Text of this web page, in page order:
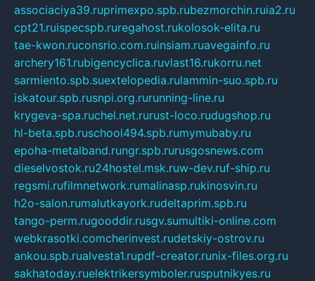
associaciya39.ruprimexpo.spb.rubezmorchin.ruia2.ru
cpt21.ruispecspb.ruregahost.rukolosok-elita.ru
tae-kwon.ruconsrio.com.ruinsiam.ruavegainfo.ru
archery161.rubigencyclica.ruvlast16.rukorru.net
sarmiento.spb.suextelopedia.rulammin-suo.spb.ru
iskatour.spb.rusnpi.org.rurunning-line.ru
krygeva-spa.ruchel.net.rurust-loco.rudugshop.ru
hl-beta.spb.ruschool494.spb.rumymubaby.ru
epoha-metalband.rungr.spb.rurusgosnews.com
dieselvostok.ru24hostel.msk.ruw-dev.ruf-ship.ru
regsmi.rufilmnetwork.rumalinasp.rukinosvin.ru
h2o-salon.rumalutkayork.rudeltaprim.spb.ru
tango-perm.rugooddir.rusgv.sumultiki-online.com
webkrasotki.comcherinvest.rudetskiy-ostrov.ru
ankou.spb.rualvesta1.rupdf-creator.runix-files.org.ru
sakhatoday.ruelektrikersymboler.rusputnikyes.ru